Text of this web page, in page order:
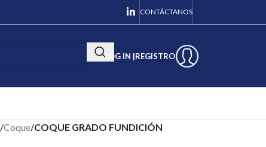
CONTÁCTANOS
LOG IN |REGISTRO
/Coque/COQUE GRADO FUNDICIÓN